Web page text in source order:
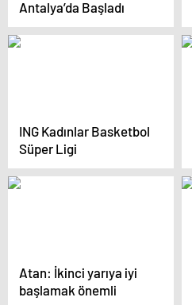
Antalya’da Başladı
ING Kadınlar Basketbol
Süper Ligi
Atan: İkinci yarıya iyi
başlamak önemli